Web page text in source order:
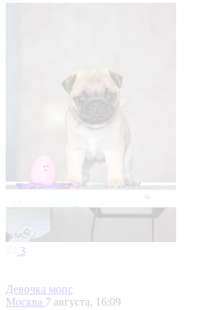
3
Девочка мопс
Москва 7 августа, 16:09